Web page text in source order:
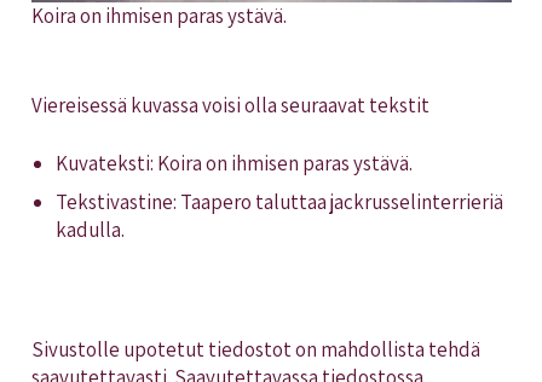
Koira on ihmisen paras ystävä.
Viereisessä kuvassa voisi olla seuraavat tekstit
Kuvateksti: Koira on ihmisen paras ystävä.
Tekstivastine: Taapero taluttaa jackrusselinterrieriä
kadulla.
Sivustolle upotetut tiedostot on mahdollista tehdä